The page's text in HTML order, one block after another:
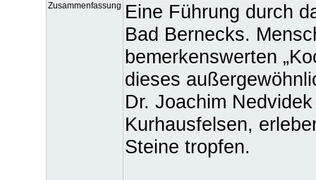
Zusammenfassung
Eine Führung durch
Bad Bernecks.
bemerkenswerten
dieses
Dr. Joachim
Kurhausfelsen,
Steine tropfen.